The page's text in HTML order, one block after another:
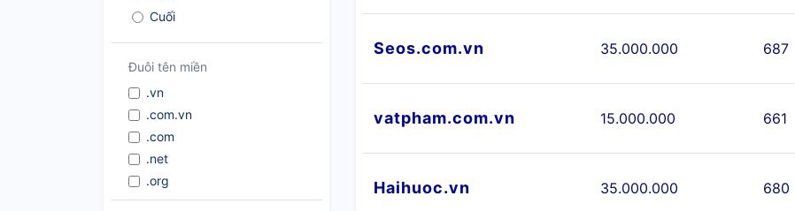
Cuối
Đuôi tên miền
.vn
.com.vn
.com
.net
.org
.co
Seos.com.vn 35.000.000 687
vatpham.com.vn 15.000.000 661
Haihuoc.vn 35.000.000 680